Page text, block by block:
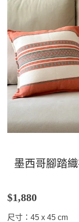
墨西哥腳踏
$1,880
尺寸：45 x 45 cm